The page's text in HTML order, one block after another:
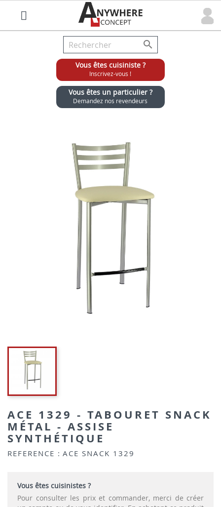

Vous êtes cuisiniste ?
Inscrivez-vous !
Vous êtes un particulier ?
Demandez nos revendeurs
ACE 1329 - TABOURET SNACK
MÉTAL - ASSISE
SYNTHÉTIQUE
REFERENCE : ACE SNACK 1329
Vous êtes cuisinistes ?
Pour consulter les prix et commander, merci de créer